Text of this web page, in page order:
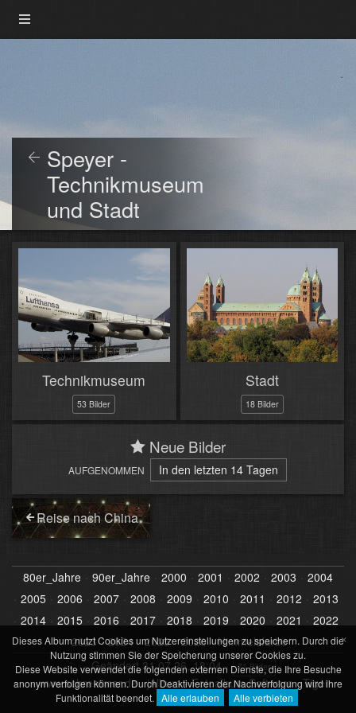
Speyer -
Technikmuseum
und Stadt
Technikmuseum
53 Bilder
Stadt
18 Bilder
Neue Bilder
AUFGENOMMEN In den letzten 14 Tagen
Reise nach China
80er_Jahre 90er_Jahre 2000 2001 2002 2003
2004
2005
2006 2007 2008 2009 2010 2011 2012
2013
2014
2015 2016 2017 2018 2019 2020 2021
2022
2023
2024 2025 2026
Himmelsfarbe
Geändert31.07.26, 18:04 71 Bilder
www.schremmer.de·jAlbum - Fotoalbum Software·Tiger
×
Dieses Album nutzt Cookies um Nutzereinstellungen zu speichern. Durch die
Nutzung stimmen Sie der Speicherung unserer Cookies zu.
Diese Website verwendet die folgenden externen Dienste, die Ihre Besuche
anonym verfolgen können. Durch Deaktivieren der Nachverfolgung wird ihre
Funktionalität beendet. Alle erlauben Alle verbieten